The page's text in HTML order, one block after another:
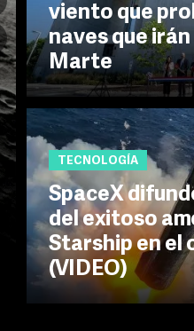
viento que
naves que irán
Marte
TECNOLOGÍA
SpaceX
del exitoso
Starship en el
(VIDEO)